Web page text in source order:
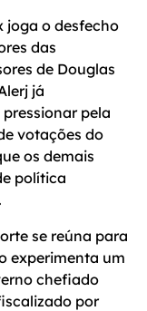
joga o desfecho
das
de Douglas
já
pela
votações do
os demais
política
se reúna para
experimenta um
chefiado
por